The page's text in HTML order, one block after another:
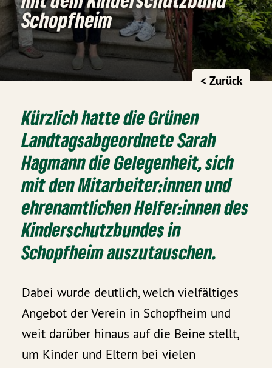
Schopfheim
< Zurück
Kürzlich hatte die Grünen
Landtagsabgeordnete Sarah
Hagmann die Gelegenheit, sich
mit den Mitarbeiter:innen und
ehrenamtlichen Helfer:innen des
Kinderschutzbundes in
Schopfheim auszutauschen.
Dabei wurde deutlich, welch vielfältiges
Angebot der Verein in Schopfheim und
weit darüber hinaus auf die Beine stellt,
um Kinder und Eltern bei vielen